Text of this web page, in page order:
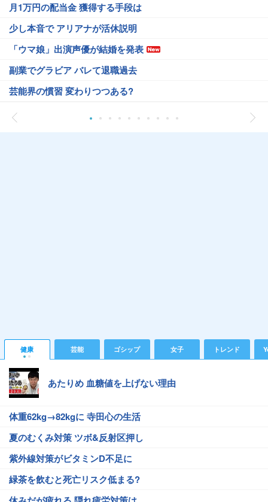
月1万円の配当金 獲得する手段は
少し本音で アリアナが活休説明
「ウマ娘」出演声優が結婚を発表
副業でグラビア バレて退職過去
芸能界の慣習 変わりつつある?
健康 芸能 ゴシップ 女子 トレンド
あたりめ 血糖値を上げない理由
体重62kg→82kgに 寺田心の生活
夏のむくみ対策 ツボ&反射区押し
紫外線対策がビタミンD不足に
緑茶を飲むと死亡リスク低まる?